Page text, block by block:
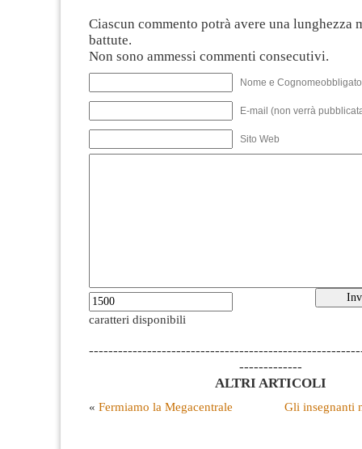
Ciascun commento potrà avere una lunghezza
battute.
Non sono ammessi commenti consecutivi.
Nome e
E-mail (non verrà
Sito Web
caratteri disponibili
-------------
ALTRI ARTICOLI
« Fermiamo la Megacentrale Gli insegnanti